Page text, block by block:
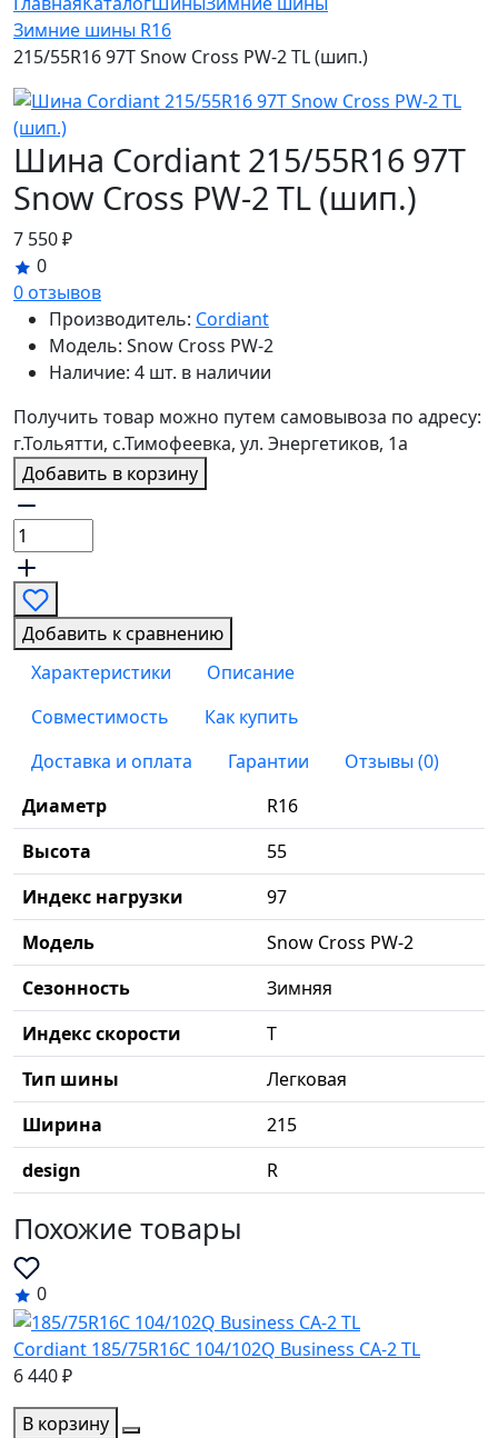
Зимние шины R16
215/55R16 97T Snow Cross PW-2 TL (шип.)
Шина Cordiant 215/55R16 97T
Snow Cross PW-2 TL (шип.)
7 550 ₽
0
0 отзывов
Производитель: Cordiant
Модель: Snow Cross PW-2
Наличие: 4 шт. в наличии
Получить товар можно путем самовывоза по адресу:
г.Тольятти, с.Тимофеевка, ул. Энергетиков, 1а
Добавить в корзину
Добавить к сравнению
Характеристики
Описание
Совместимость
Как купить
Доставка и оплата
Гарантии
Отзывы (0)
Диаметр
R16
Высота
55
Индекс нагрузки
97
Модель
Snow Cross PW-2
Сезонность
Зимняя
Индекс скорости
T
Тип шины
Легковая
Ширина
215
design
R
Похожие товары
0
Cordiant 185/75R16C 104/102Q Business CA-2 TL
6 440 ₽
В корзину